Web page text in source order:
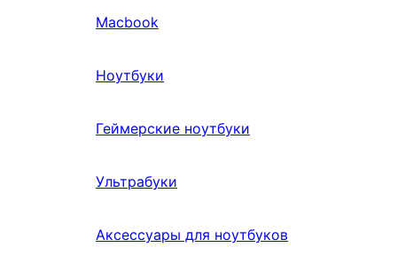
Macbook
Ноутбуки
Геймерские ноутбуки
Ультрабуки
Аксессуары для ноутбуков